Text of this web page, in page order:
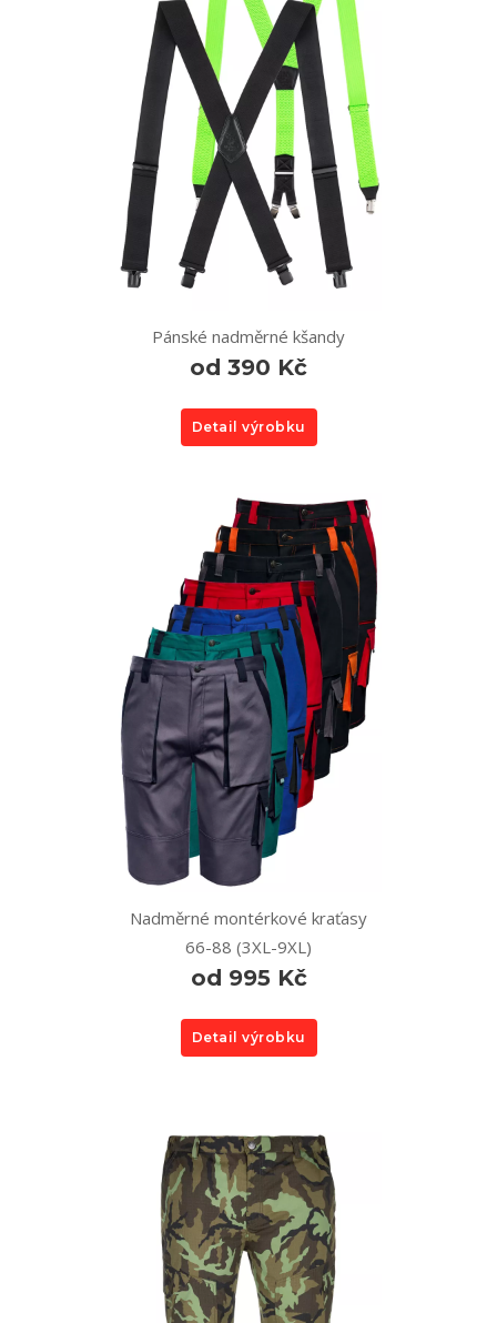
Pánské nadměrné kšandy
od 390 Kč
Detail výrobku
Nadměrné montérkové kraťasy
66-88 (3XL-9XL)
od 995 Kč
Detail výrobku